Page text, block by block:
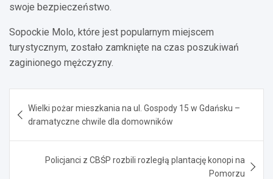
swoje bezpieczeństwo.
Sopockie Molo, które jest popularnym miejscem
turystycznym, zostało zamknięte na czas poszukiwań
zaginionego mężczyzny.
wpisu
Wielki pożar mieszkania na ul. Gospody 15 w Gdańsku –
dramatyczne chwile dla domowników
Policjanci z CBŚP rozbili rozległą plantację konopi na
Pomorzu